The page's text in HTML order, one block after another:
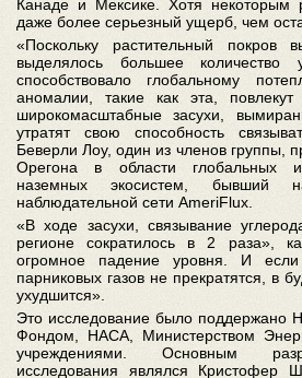
Канаде и Мексике. Хотя некоторым
даже более серьезный ущерб, чем
«Поскольку растительный покров
выделялось большее количество
способствовало глобальному
аномалии, такие как эта,
широкомасштабные засухи,
утратят свою способность
Беверли Лоу, один из членов группы,
Орегона в области глобальных
наземных экосистем, бывший
наблюдательной сети AmeriFlux.
«В ходе засухи, связывание
регионе сократилось в 2 раза»,
огромное падение уровня. И
парниковых газов не прекратятся, в
ухудшится».
Это исследование было поддержано
Фондом, НАСА, Министерством
учреждениями. Основным
исследования являлся Кристофер